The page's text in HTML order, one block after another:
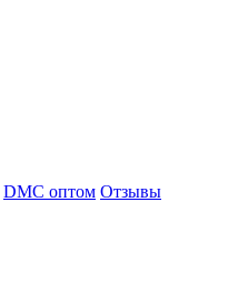
DMC оптом Отзывы